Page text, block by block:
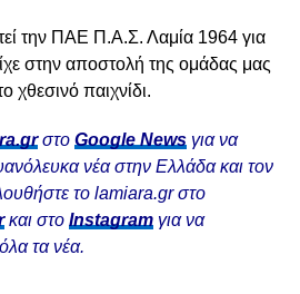
την ΠΑΕ Π.Α.Σ. Λαμία 1964 για
στην αποστολή της ομάδας μας
χθεσινό παιχνίδι.
στο Google Newsγια να
νέα στην Ελλάδα και τον
το lamiara.gr στο
και στο Instagram για να
τα νέα.